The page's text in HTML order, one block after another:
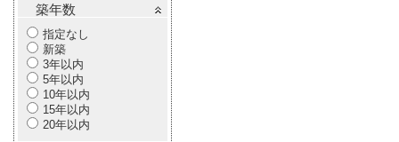
築年数
指定なし
新築
3年以内
5年以内
10年以内
15年以内
20年以内